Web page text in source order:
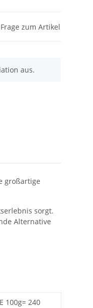
Frage zum Artikel
aus.
großartige
sorgt.
Alternative
100g= 240